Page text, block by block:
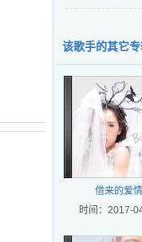
该歌手的其它
借来的爱情
时间：2017-